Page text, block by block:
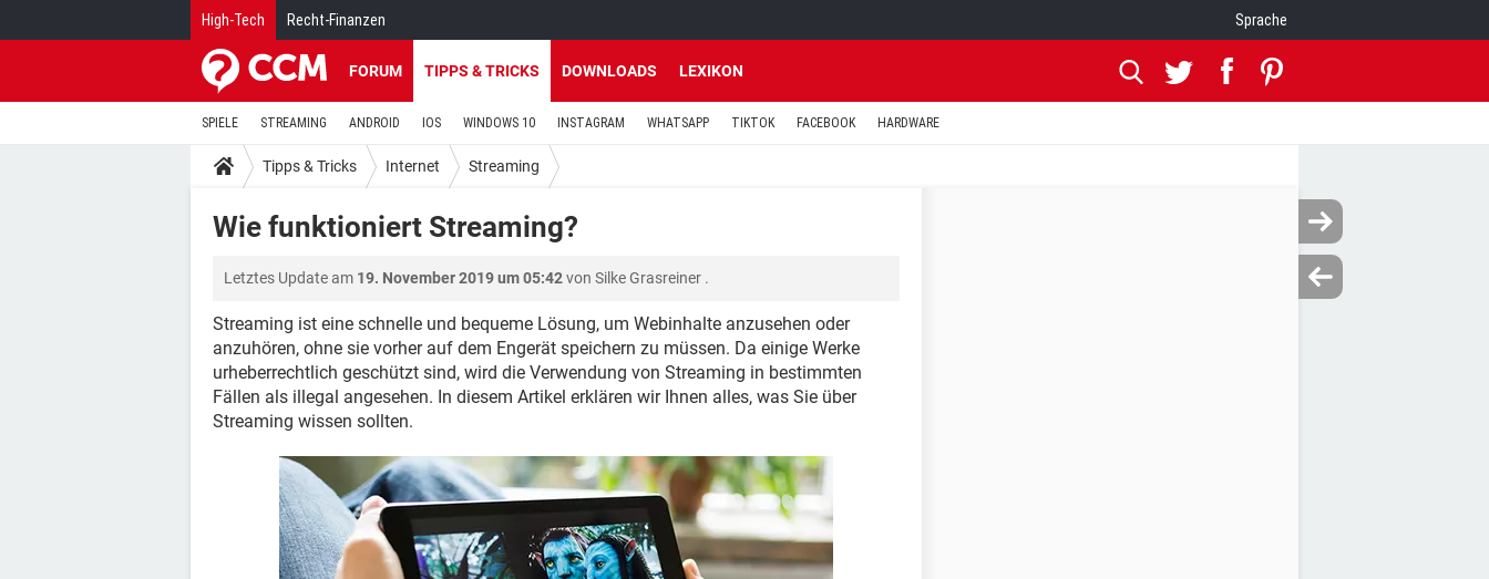
High-Tech Recht-Finanzen Sprache
FORUM TIPPS & TRICKS DOWNLOADS LEXIKON
SPIELE STREAMING ANDROID IOS WINDOWS 10 INSTAGRAM WHATSAPP TIKTOK FACEBOOK HARDWARE
Tipps & Tricks Internet Streaming
Wie funktioniert Streaming?
Letztes Update am 19. November 2019 um 05:42von Silke Grasreiner .
Streaming ist eine schnelle und bequeme Lösung, um Webinhalte anzusehen oder
anzuhören, ohne sie vorher auf dem Engerät speichern zu müssen. Da einige Werke
urheberrechtlich geschützt sind, wird die Verwendung von Streaming in bestimmten
Fällen als illegal angesehen. In diesem Artikel erklären wir Ihnen alles, was Sie über
Streaming wissen sollten.